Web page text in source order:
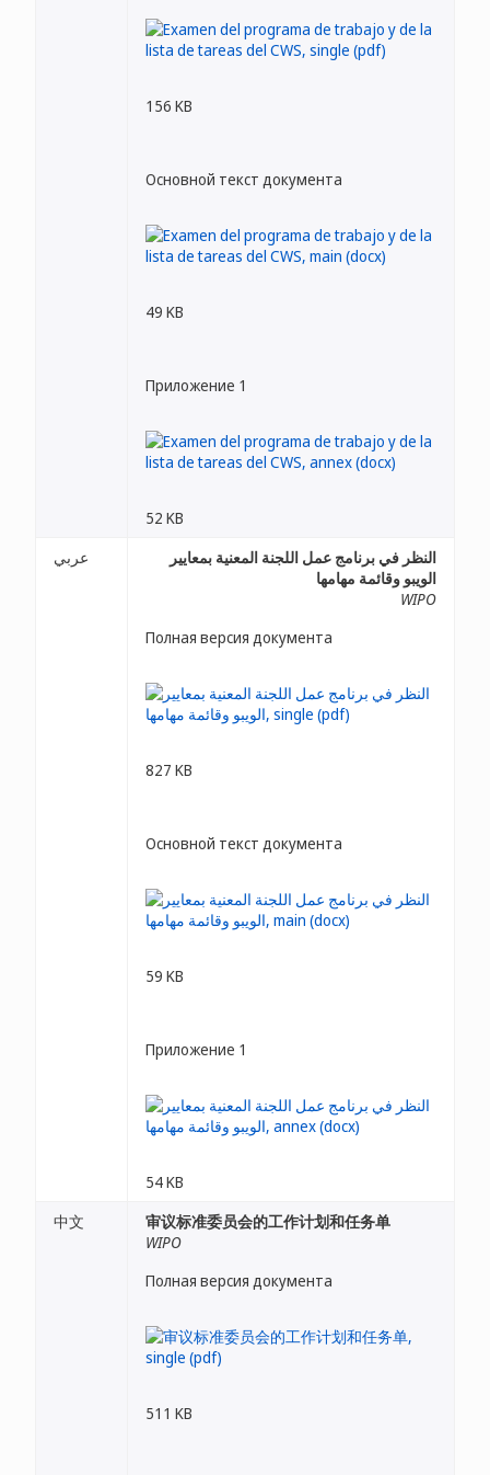
156 KB
Основной текст документа
49 KB
Приложение 1
52 KB
عربي
النظر في برنامج عمل اللجنة المعنية بمعايير
الويبو وقائمة مهامها
WIPO
Полная версия документа
827 KB
Основной текст документа
59 KB
Приложение 1
54 KB
中文
审议标准委员会的工作计划和任务单
WIPO
Полная версия документа
511 KB